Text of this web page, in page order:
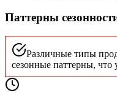
Паттерны
Различные типы
сезонные паттерны, что